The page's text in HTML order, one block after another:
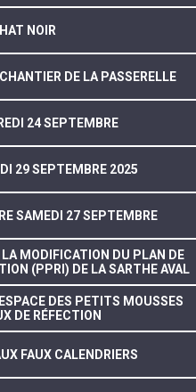
NOIR
DE LA PASSERELLE
24 SEPTEMBRE
29 SEPTEMBRE 2025
SAMEDI 27 SEPTEMBRE
MODIFICATION DU PLAN DE
(PPRI) DE LA SARTHE AVAL
DES PETITS MOUSSES
DE RÉFECTION
FAUX CALENDRIERS